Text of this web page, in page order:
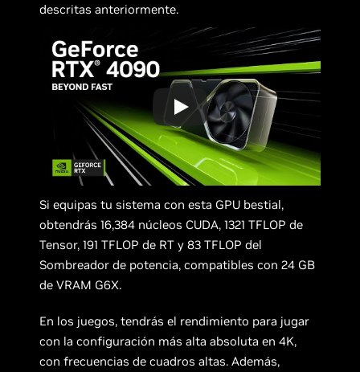
descritas anteriormente.
Si equipas tu sistema con esta GPU bestial,
obtendrás 16,384 núcleos CUDA, 1321 TFLOP de
Tensor, 191 TFLOP de RT y 83 TFLOP del
Sombreador de potencia, compatibles con 24 GB
de VRAM G6X.
En los juegos, tendrás el rendimiento para jugar
con la configuración más alta absoluta en 4K,
con frecuencias de cuadros altas. Además,